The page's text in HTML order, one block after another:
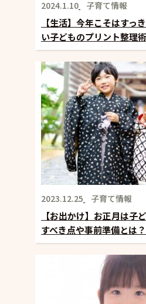
2024.1.10 子育て情報
【生活】今年こそはすっ
い子どものプリント整理術
2023.12.25 子育て情報
【お出かけ】お正月は子
すべき点や事前準備とは？